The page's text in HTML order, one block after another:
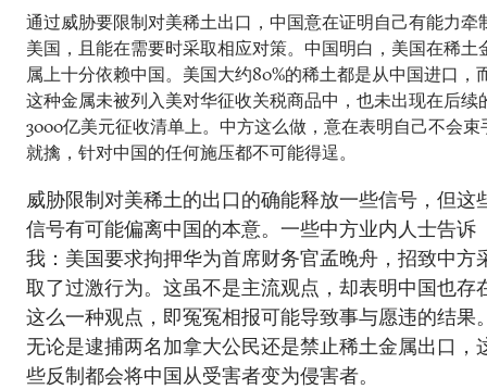
通过威胁要限制对美稀土出口，中国意在证明自己有能力牵
美国，且能在需要时采取相应对策。中国明白，美国在稀土
属上十分依赖中国。美国大约80%的稀土都是从中国进口，
这种金属未被列入美对华征收关税商品中，也未出现在后续
3000亿美元征收清单上。中方这么做，意在表明自己不会束
就擒，针对中国的任何施压都不可能得逞。
威胁限制对美稀土的出口的确能释放一些信号，但这
信号有可能偏离中国的本意。一些中方业内人士告诉
我：美国要求拘押华为首席财务官孟晚舟，招致中方
取了过激行为。这虽不是主流观点，却表明中国也存
这么一种观点，即冤冤相报可能导致事与愿违的结果
无论是逮捕两名加拿大公民还是禁止稀土金属出口，
些反制都会将中国从受害者变为侵害者。